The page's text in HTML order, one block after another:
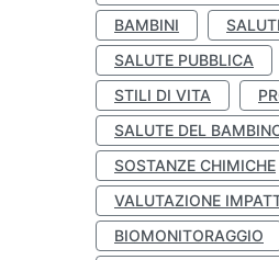
BAMBINI
SALUTE PUBBLICA
STILI DI VITA
SALUTE DEL
SOSTANZE CHIMICHE
VALUTAZIONE
BIOMONITORAGGIO